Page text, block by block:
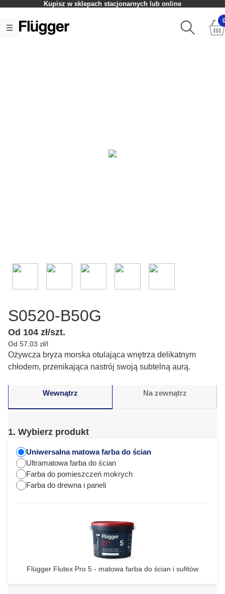
Kupisz w sklepach stacjonarnych lub online
S0520-B50G
Od 104 zł/szt.
Od 57,03 zł/l
Ożywcza bryza morska otulająca wnętrza delikatnym
chłodem, przenikająca nastrój swoją subtelną aurą.
Wewnątrz Na zewnątrz
1. Wybierz produkt
Uniwersalna matowa farba do ścian
Ultramatowa farba do ścian
Farba do pomieszczeń mokrych
Farba do drewna i paneli
Flügger Flutex Pro 5 - matowa farba do ścian i sufitów